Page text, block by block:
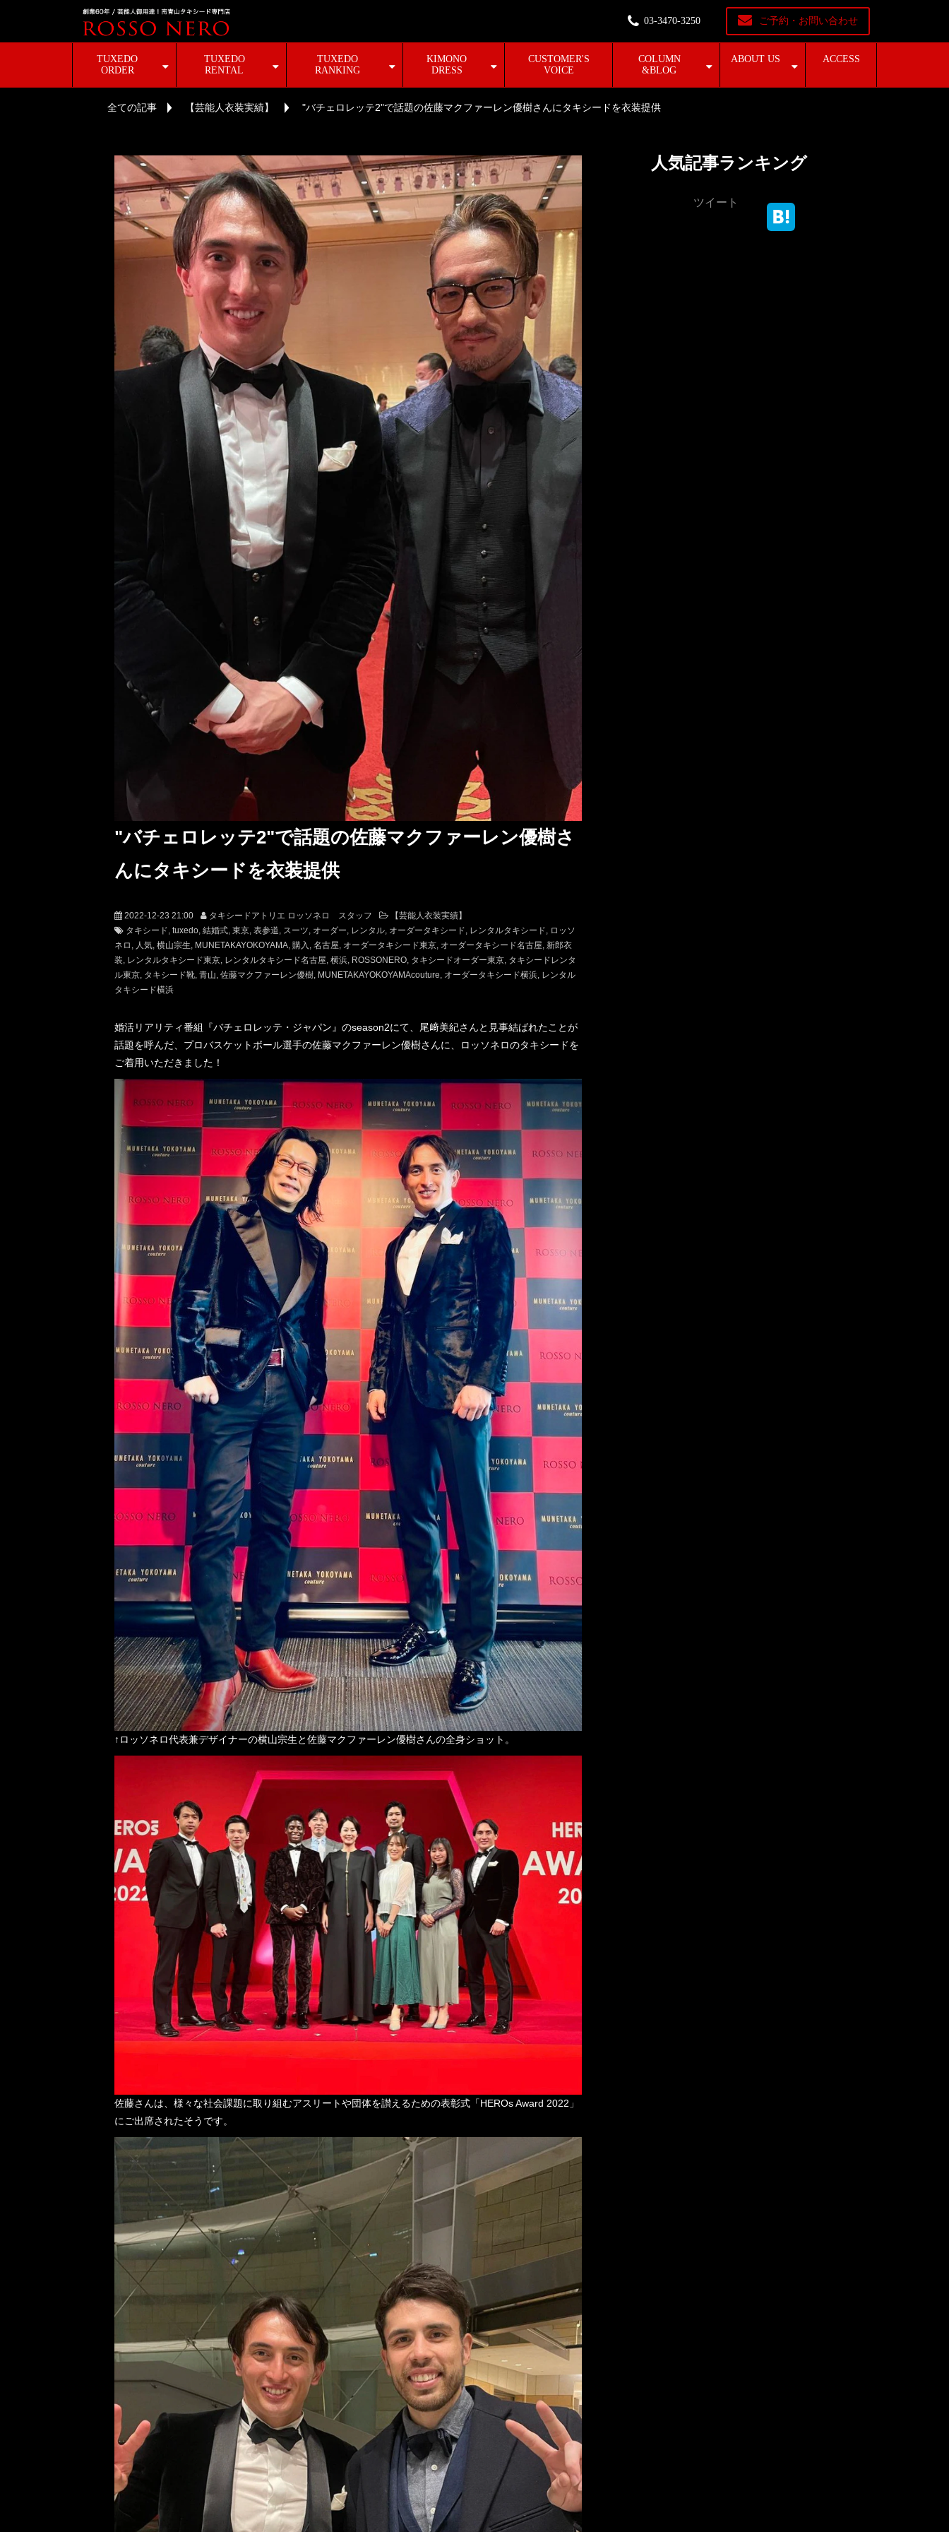
03-3470-3250 ご予約・お問い合わせ
TUXEDO
ORDER
TUXEDO
RENTAL
TUXEDO
RANKING
KIMONO
DRESS
CUSTOMER'S
VOICE
COLUMN
&BLOG
ABOUT US ACCESS
全ての記事 【芸能人衣装実績】 "バチェロレッテ2"で話題の佐藤マクファーレン優樹さんにタキシードを衣装提供
"バチェロレッテ2"で話題の佐藤マクファーレン優樹さ
んにタキシードを衣装提供
2022-12-23 21:00 タキシードアトリエ ロッソネロ スタッフ
【芸能人衣装実績】
タキシード tuxedo 結婚式 東京 表参道 スーツ オーダー レンタル オーダータキシード レンタルタキシード
ロッソ
ネロ
人気 横山宗生 MUNETAKAYOKOYAMA 購入 名古屋 オーダータキシード東京 オーダータキシード名古屋 新郎衣
装 レンタルタキシード東京 レンタルタキシード名古屋 横浜 ROSSONERO タキシードオーダー東京 タキシードレンタ
ル東京 タキシード靴 青山 佐藤マクファーレン優樹 MUNETAKAYOKOYAMAcouture オーダータキシード横浜 レンタル
タキシード横浜
婚活リアリティ番組『バチェロレッテ・ジャパン』のseason2にて、尾﨑美紀さんと見事結ばれたことが
話題を呼んだ、プロバスケットボール選手の佐藤マクファーレン優樹さんに、ロッソネロのタキシードを
ご着用いただきました！
↑ロッソネロ代表兼デザイナーの横山宗生と佐藤マクファーレン優樹さんの全身ショット。
佐藤さんは、様々な社会課題に取り組むアスリートや団体を讃えるための表彰式「HEROs Award 2022」
にご出席されたそうです。
人気記事ランキング
ツイート